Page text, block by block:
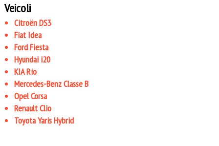
Veicoli
Citroën DS3
Fiat Idea
Ford Fiesta
Hyundai i20
KIA Rio
Mercedes-Benz Classe B
Opel Corsa
Renault Clio
Toyota Yaris Hybrid